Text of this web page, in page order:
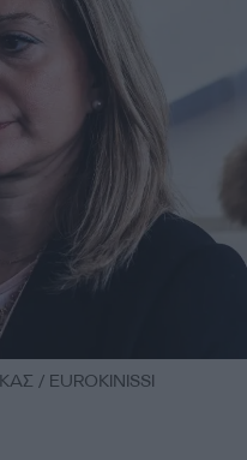
/ EUROKINISSI